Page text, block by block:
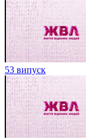
53 випуск